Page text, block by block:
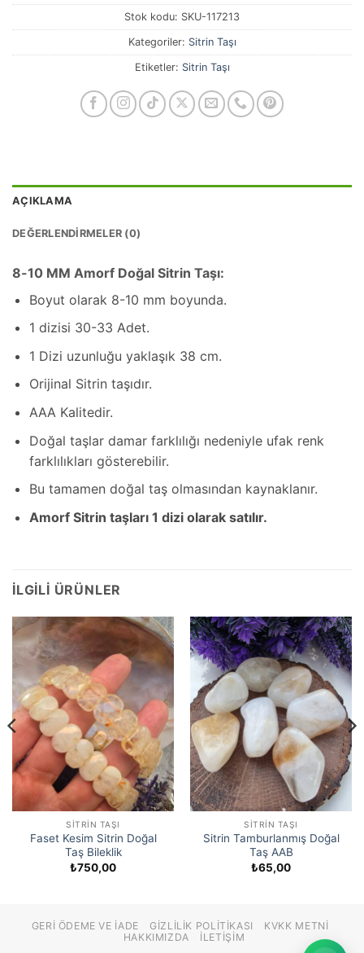
Stok kodu: SKU-117213
Kategoriler: Sitrin Taşı
Etiketler: Sitrin Taşı
AÇIKLAMA
DEĞERLENDIRMELER (0)
8-10 MM Amorf Doğal Sitrin Taşı:
Boyut olarak 8-10 mm boyunda.
1 dizisi 30-33 Adet.
1 Dizi uzunluğu yaklaşık 38 cm.
Orijinal Sitrin taşıdır.
AAA Kalitedir.
Doğal taşlar damar farklılığı nedeniyle ufak renk
farklılıkları gösterebilir.
Bu tamamen doğal taş olmasından kaynaklanır.
Amorf Sitrin taşları 1 dizi olarak satılır.
İLGILI ÜRÜNLER
SITRIN TAŞI
Faset Kesim Sitrin Doğal
Taş Bileklik
₺750,00
SITRIN TAŞI
Sitrin Tamburlanmış Doğal
Taş AAB
₺65,00
GERI ÖDEME VE İADE GIZLILIK POLITIKASI
KVKK METNI
HAKKIMIZDA
İLETIŞIM